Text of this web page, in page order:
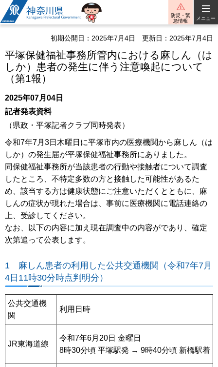
神奈川県
防災・緊
急情報
メニュー
初期公開日：2025年7月4日 更新日：2025年7月4日
平塚保健福祉事務所管内における麻しん（は
しか）患者の発生に伴う注意喚起について
（第1報）
2025年07月04日
記者発表資料
（県政・平塚記者クラブ同時発表）
令和7年7月3日木曜日に平塚市内の医療機関から麻しん（は
しか）の発生届が平塚保健福祉事務所にありました。
同保健福祉事務所が当該患者の行動や接触者について調査
したところ、不特定多数の方と接触した可能性があるた
め、該当する方は健康状態にご注意いただくとともに、麻
しんの症状が現れた場合は、事前に医療機関に電話連絡の
上、受診してください。
なお、以下の内容に加え現在調査中の内容がであり、確定
次第追って公表します。
1 麻しん患者の利用した公共交通機関（令和7年7月
4日11時30分時点判明分）
公共交通機
関
利用日時
JR東海道線
令和7年6月20日 金曜日
8時30分頃 平塚駅発 → 9時40分頃 新橋駅着